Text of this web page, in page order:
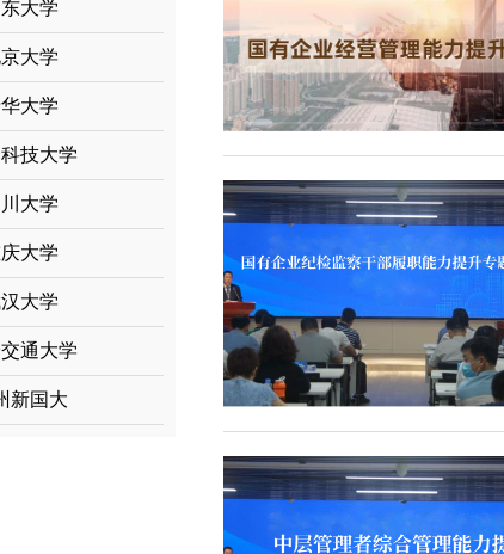
大学
大学
大学
技大学
川大学
大学
大学
通大学
新国大